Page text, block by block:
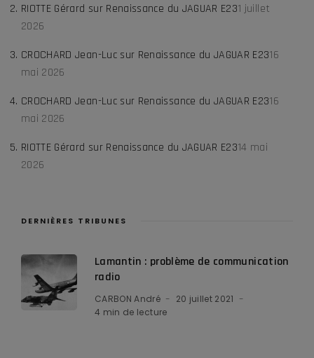
RIOTTE Gérard sur Renaissance du JAGUAR E231 juillet
2026
CROCHARD Jean-Lucsur Renaissance du JAGUAR E2316
mai 2026
CROCHARD Jean-Lucsur Renaissance du JAGUAR E2316
mai 2026
RIOTTE Gérard sur Renaissance du JAGUAR E2314 mai
2026
DERNIÈRES TRIBUNES
Lamantin : problème de communication
radio
CARBON André
20 juillet 2021
4 min de lecture